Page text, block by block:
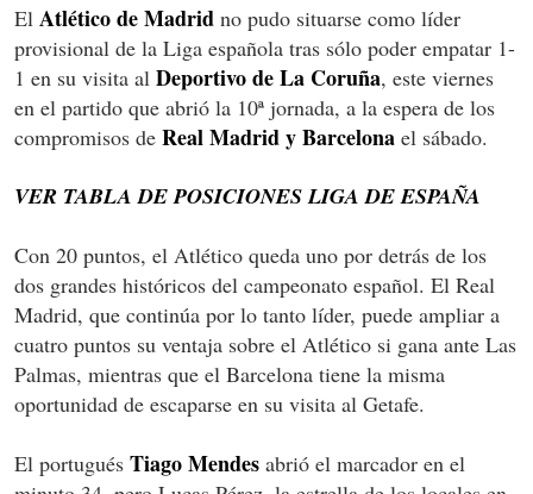
El Atlético de Madrid no pudo situarse como líder
provisional de la Liga española tras sólo poder empatar 1-
1 en su visita al Deportivo de La Coruña, este viernes
en el partido que abrió la 10ª jornada, a la espera de los
compromisos de Real Madrid y Barcelona el sábado.
VER TABLA DE POSICIONES LIGA DE ESPAÑA
Con 20 puntos, el Atlético queda uno por detrás de los
dos grandes históricos del campeonato español. El Real
Madrid, que continúa por lo tanto líder, puede ampliar a
cuatro puntos su ventaja sobre el Atlético si gana ante Las
Palmas, mientras que el Barcelona tiene la misma
oportunidad de escaparse en su visita al Getafe.
El portugués Tiago Mendes abrió el marcador en el